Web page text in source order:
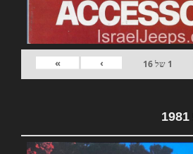
1 של16
›
»